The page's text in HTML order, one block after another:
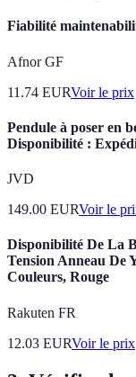
Fiabilité
Afnor GF
11.74 EURVoir le prix
Pendule à poser en
Disponibilité :
JVD
149.00 EURVoir le
Disponibilité De La
Tension Anneau De
Couleurs, Rouge
Rakuten FR
12.03 EURVoir le prix